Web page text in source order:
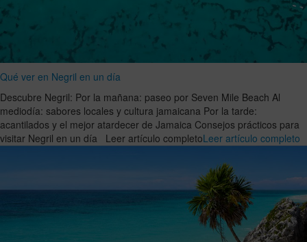
Qué ver en Negril en un día
Descubre Negril: Por la mañana: paseo por Seven Mile Beach Al
mediodía: sabores locales y cultura jamaicana Por la tarde:
acantilados y el mejor atardecer de Jamaica Consejos prácticos para
visitar Negril en un día Leer artículo completoLeer artículo completo